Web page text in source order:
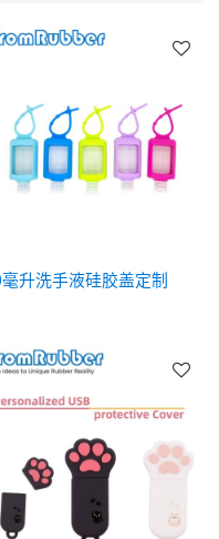
升洗手液硅胶盖定制